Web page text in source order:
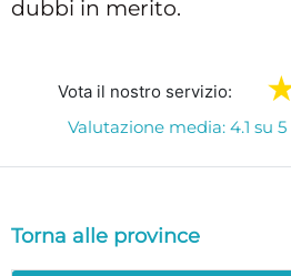
dubbi in merito.
Vota il nostro servizio:
Valutazione media: 4.1 su 5
Torna alle province